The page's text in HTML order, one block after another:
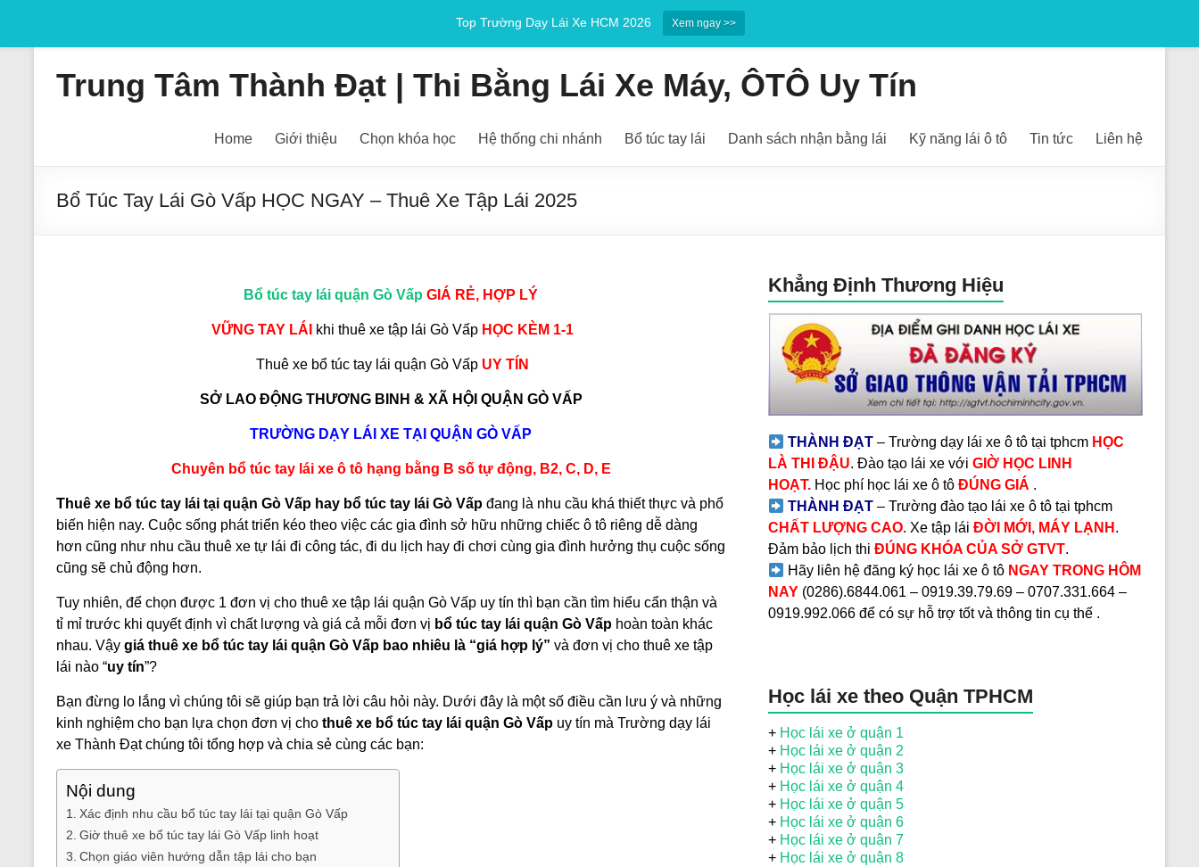
Trung Tâm Thành Đạt | Thi Bằng Lái Xe Máy, ÔTÔ Uy Tín
Home Giới thiệu Chọn khóa học Hệ thống chi nhánh Bổ túc tay lái Danh sách nhận bằng lái Kỹ năng lái ô tô Tin tức Liên hệ
Bổ Túc Tay Lái Gò Vấp HỌC NGAY – Thuê Xe Tập Lái 2025
Bổ túc tay lái quận Gò Vấp GIÁ RẺ, HỢP LÝ
VỮNG TAY LÁI khi thuê xe tập lái Gò Vấp HỌC KÈM 1-1
Thuê xe bổ túc tay lái quận Gò Vấp UY TÍN
SỞ LAO ĐỘNG THƯƠNG BINH & XÃ HỘI QUẬN GÒ VẤP
TRƯỜNG DẠY LÁI XE TẠI QUẬN GÒ VẤP
Chuyên bổ túc tay lái xe ô tô hạng bằng B số tự động, B2, C, D, E
Thuê xe bổ túc tay lái tại quận Gò Vấp hay bổ túc tay lái Gò Vấp đang là nhu cầu khá thiết thực và phổ
biến hiện nay. Cuộc sống phát triển kéo theo việc các gia đình sở hữu những chiếc ô tô riêng dễ dàng
hơn cũng như nhu cầu thuê xe tự lái đi công tác, đi du lịch hay đi chơi cùng gia đình hưởng thụ cuộc sống
cũng sẽ chủ động hơn.
Tuy nhiên, để chọn được 1 đơn vị cho thuê xe tập lái quận Gò Vấp uy tín thì bạn cần tìm hiểu cẩn thận và
tỉ mỉ trước khi quyết định vì chất lượng và giá cả mỗi đơn vị bổ túc tay lái quận Gò Vấp hoàn toàn khác
nhau. Vậy giá thuê xe bổ túc tay lái quận Gò Vấp bao nhiêu là “giá hợp lý” và đơn vị cho thuê xe tập
lái nào “uy tín”?
Bạn đừng lo lắng vì chúng tôi sẽ giúp bạn trả lời câu hỏi này. Dưới đây là một số điều cần lưu ý và những
kinh nghiệm cho bạn lựa chọn đơn vị cho thuê xe bổ túc tay lái quận Gò Vấp uy tín mà Trường dạy lái
xe Thành Đạt chúng tôi tổng hợp và chia sẻ cùng các bạn:
Nội dung
Xác định nhu cầu bổ túc tay lái tại quận Gò Vấp
Giờ thuê xe bổ túc tay lái Gò Vấp linh hoạt
Chọn giáo viên hướng dẫn tập lái cho bạn
Khẳng Định Thương Hiệu
THÀNH ĐẠT – Trường dạy lái xe ô tô tại tphcm HỌC
LÀ THI ĐẬU. Đào tạo lái xe với GIỜ HỌC LINH
HOẠT. Học phí học lái xe ô tô ĐÚNG GIÁ .
THÀNH ĐẠT – Trường đào tạo lái xe ô tô tại tphcm
CHẤT LƯỢNG CAO. Xe tập lái ĐỜI MỚI, MÁY LẠNH .
Đảm bảo lịch thi ĐÚNG KHÓA CỦA SỞ GTVT.
Hãy liên hệ đăng ký học lái xe ô tô NGAY TRONG HÔM
NAY (0286).6844.061 – 0919.39.79.69 – 0707.331.664 –
0919.992.066 để có sự hỗ trợ tốt và thông tin cụ thế .
Học lái xe theo Quận TPHCM
+ Học lái xe ở quận 1
+ Học lái xe ở quận 2
+ Học lái xe ở quận 3
+ Học lái xe ở quận 4
+ Học lái xe ở quận 5
+ Học lái xe ở quận 6
+ Học lái xe ở quận 7
+ Học lái xe ở quận 8
Top Trường Dạy Lái Xe HCM 2026 Xem ngay >>